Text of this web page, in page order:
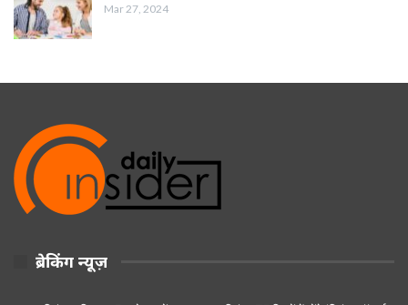
Mar 27, 2024
ब्रेकिंग न्यूज़